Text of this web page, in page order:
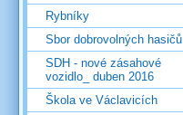
Rybníky
Sbor dobrovolných hasičů
SDH - nové zásahové
vozidlo_ duben 2016
Škola ve Václavicích